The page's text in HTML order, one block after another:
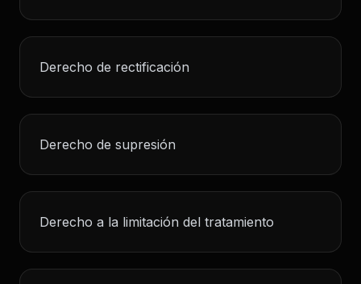
Derecho de rectificación
Derecho de supresión
Derecho a la limitación del tratamiento